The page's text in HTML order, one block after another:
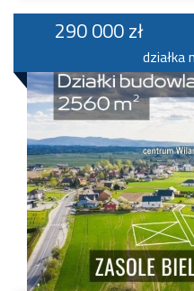
290 000 zł
działka